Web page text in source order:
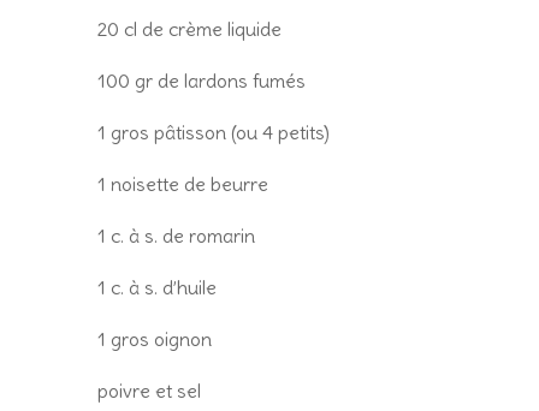
20 cl de crème liquide
100 gr de lardons fumés
1 gros pâtisson (ou 4 petits)
1 noisette de beurre
1 c. à s. de romarin
1 c. à s. d’huile
1 gros oignon
poivre et sel